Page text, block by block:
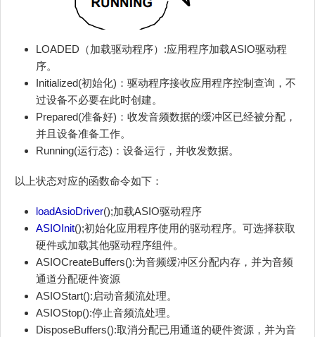
LOADED（加载驱动程序）:应用程序加载ASIO驱动程
序。
Initialized(初始化)：驱动程序接收应用程序控制查询，不
过设备不必要在此时创建。
Prepared(准备好)：收发音频数据的缓冲区已经被分配，
并且设备准备工作。
Running(运行态)：设备运行，并收发数据。
以上状态对应的函数命令如下：
loadAsioDriver();加载ASIO驱动程序
ASIOInit();初始化应用程序使用的驱动程序。可选择获取
硬件或加载其他驱动程序组件。
ASIOCreateBuffers():为音频缓冲区分配内存，并为音频
通道分配硬件资源
ASIOStart():启动音频流处理。
ASIOStop():停止音频流处理。
DisposeBuffers():取消分配已用通道的硬件资源，并为音